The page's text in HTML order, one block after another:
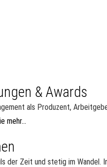
& Awards
als Produzent,
mehr...
der Zeit und stetig im Wandel.